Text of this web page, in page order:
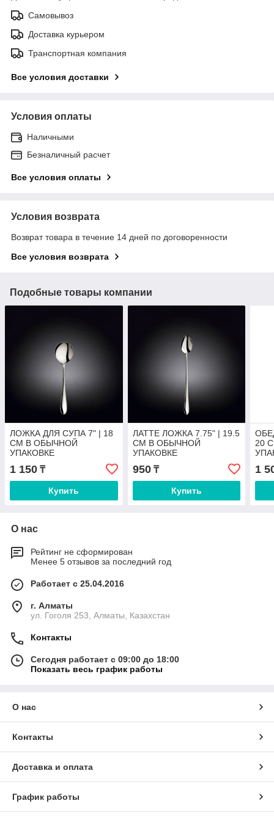
Самовывоз
Доставка курьером
Транспортная компания
Все условия доставки
Условия оплаты
Наличными
Безналичный расчет
Все условия оплаты
Условия возврата
Возврат товара в течение 14 дней по договоренности
Все условия возврата
Подобные товары компании
ЛОЖКА ДЛЯ СУПА 7" | 18
CM В ОБЫЧНОЙ
УПАКОВКЕ
1 150 ₸
Купить
ЛАТТЕ ЛОЖКА 7.75" | 19.5
CM В ОБЫЧНОЙ
УПАКОВКЕ
950₸
Купить
20
1
О нас
Рейтинг не сформирован
Менее 5 отзывов за последний год
Работает с 25.04.2016
г. Алматы
ул. Гоголя 253, Алматы, Казахстан
Контакты
Сегодня работает с 09:00 до 18:00
Показать весь график работы
О нас
Контакты
Доставка и оплата
График работы